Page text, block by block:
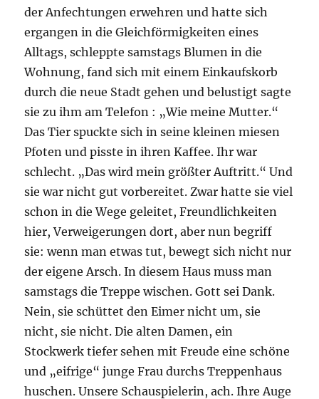
der Anfechtungen erwehren und hatte sich
ergangen in die Gleichförmigkeiten eines
Alltags, schleppte samstags Blumen in die
Wohnung, fand sich mit einem Einkaufskorb
durch die neue Stadt gehen und belustigt sagte
sie zu ihm am Telefon : „Wie meine Mutter.“
Das Tier spuckte sich in seine kleinen miesen
Pfoten und pisste in ihren Kaffee. Ihr war
schlecht. „Das wird mein größter Auftritt.“ Und
sie war nicht gut vorbereitet. Zwar hatte sie viel
schon in die Wege geleitet, Freundlichkeiten
hier, Verweigerungen dort, aber nun begriff
sie: wenn man etwas tut, bewegt sich nicht nur
der eigene Arsch. In diesem Haus muss man
samstags die Treppe wischen. Gott sei Dank.
Nein, sie schüttet den Eimer nicht um, sie
nicht, sie nicht. Die alten Damen, ein
Stockwerk tiefer sehen mit Freude eine schöne
und „eifrige“ junge Frau durchs Treppenhaus
huschen. Unsere Schauspielerin, ach. Ihre Auge